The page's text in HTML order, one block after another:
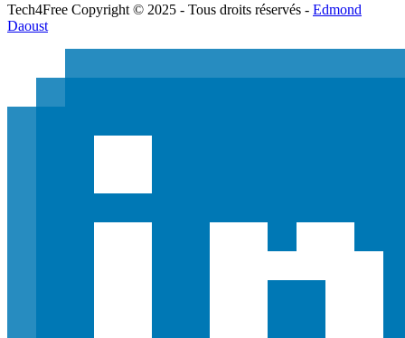
Tech4Free Copyright © 2025 - Tous droits réservés - Edmond
Daoust